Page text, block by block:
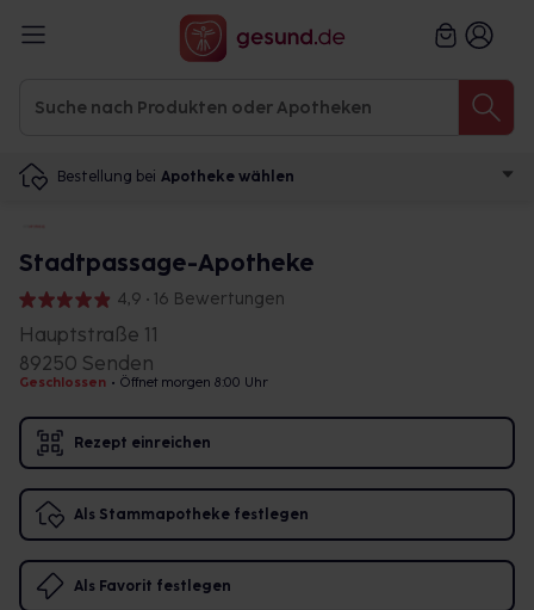
Bestellung bei Apotheke wählen
Stadtpassage-Apotheke
4,9 • 16 Bewertungen
Hauptstraße 11
89250 Senden
Geschlossen • Öffnet morgen 8:00 Uhr
Rezept einreichen
Als Stammapotheke festlegen
Als Favorit festlegen